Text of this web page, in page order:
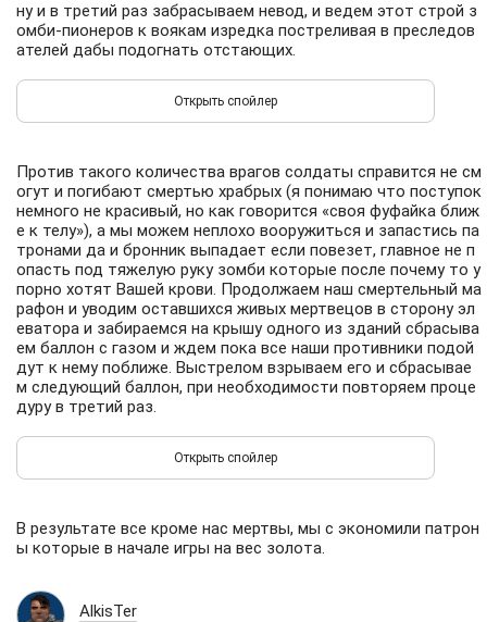
ну и в третий раз забрасываем невод, и ведем этот строй з
омби-пионеров к воякам изредка постреливая в преследов
ателей дабы подогнать отстающих.
Против такого количества врагов солдаты справится не см
огут и погибают смертью храбрых (я понимаю что поступок
немного не красивый, но как говорится «своя фуфайка ближ
е к телу»), а мы можем неплохо вооружиться и запастись па
тронами да и бронник выпадает если повезет, главное не п
опасть под тяжелую руку зомби которые после почему то у
порно хотят Вашей крови. Продолжаем наш смертельный ма
рафон и уводим оставшихся живых мертвецов в сторону эл
еватора и забираемся на крышу одного из зданий сбрасыва
ем баллон с газом и ждем пока все наши противники подой
дут к нему поближе. Выстрелом взрываем его и сбрасывае
м следующий баллон, при необходимости повторяем проце
дуру в третий раз.
В результате все кроме нас мертвы, мы с экономили патрон
ы которые в начале игры на вес золота.
AlkisTer